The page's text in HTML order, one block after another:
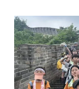
News image